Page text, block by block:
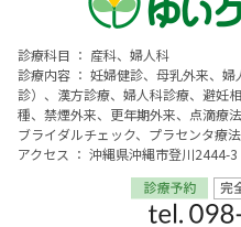
診療科目 ： 産科、婦人科
診療内容 ： 妊婦健診、母乳外来、
診）、漢方診療、婦人科診療、避妊
種、禁煙外来、更年期外来、点滴療
ブライダルチェック、プラセンタ療法
アクセス ： 沖縄県沖縄市登川2444-3